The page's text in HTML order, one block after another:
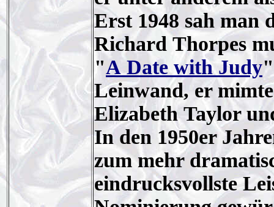
Erst 1948 sah man
Richard Thorpes
"A Date with Judy"
Leinwand, er
Elizabeth Taylor
In den 1950er
zum mehr
eindrucksvollste